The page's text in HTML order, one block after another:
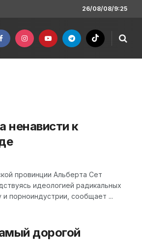
26/08/08/9:25
ненависти к
провинции Альберта Сет
идеологией радикальных
и порноиндустрии, сообщает ...
дорогой